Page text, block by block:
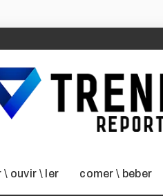
\ ouvir \ ler comer \ beber